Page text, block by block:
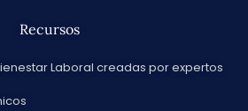
Recursos
Laboral creadas por expertos